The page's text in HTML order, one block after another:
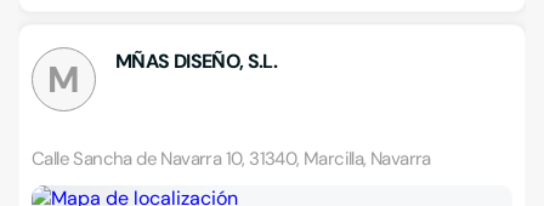
M MÑAS DISEÑO, S.L.
Calle Sancha de Navarra 10, 31340, Marcilla, Navarra